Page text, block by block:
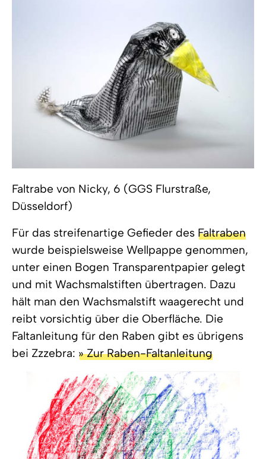
Faltrabe von Nicky, 6 (GGS Flurstraße,
Düsseldorf)
Für das streifenartige Gefieder des Faltraben
wurde beispielsweise Wellpappe genommen,
unter einen Bogen Transparentpapier gelegt
und mit Wachsmalstiften übertragen. Dazu
hält man den Wachsmalstift waagerecht und
reibt vorsichtig über die Oberfläche. Die
Faltanleitung für den Raben gibt es übrigens
bei Zzzebra: » Zur Raben-Faltanleitung